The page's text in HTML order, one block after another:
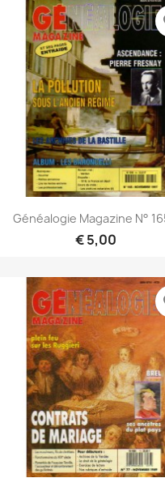
Snel bekijken
Généalogie Magazine N°
€ 5,00